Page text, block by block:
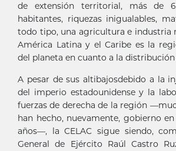
de extensión territorial, más de
habitantes, riquezas inigualables,
todo tipo, una agricultura e industria
América Latina y el Caribe es la
del planeta en cuanto a la distribución
A pesar de sus altibajosdebido a la
del imperio estadounidense y la
fuerzas de derecha de la región
han hecho, nuevamente, gobierno
años—, la CELAC sigue siendo,
General de Ejército Raúl Castro